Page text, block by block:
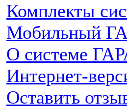
Комплекты
Мобильный
О системе
Интернет-
Оставить